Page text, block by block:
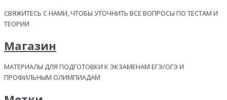
СВЯЖИТЕСЬ С НАМИ, ЧТОБЫ УТОЧНИТЬ ВСЕ ВОПРОСЫ ПО ТЕСТАМ И
ТЕОРИИ
Магазин
МАТЕРИАЛЫ ДЛЯ ПОДГОТОВКИ К ЭКЗАМЕНАМ ЕГЭ/ОГЭ И
ПРОФИЛЬНЫМ ОЛИМПИАДАМ